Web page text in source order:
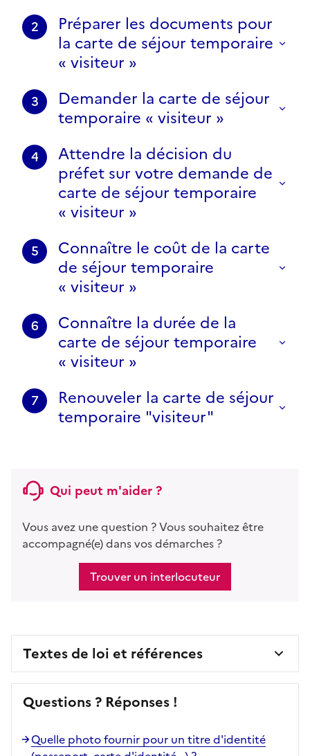
2
Préparer les documents pour
la carte de séjour temporaire
« visiteur »
3
Demander la carte de séjour
temporaire « visiteur »
4
Attendre la décision du
préfet sur votre demande de
carte de séjour temporaire
« visiteur »
5
Connaître le coût de la carte
de séjour temporaire
« visiteur »
6
Connaître la durée de la
carte de séjour temporaire
« visiteur »
7
Renouveler la carte de séjour
temporaire "visiteur"
Qui peut m'aider ?
Vous avez une question ? Vous souhaitez être
accompagné(e) dans vos démarches ?
Trouver un interlocuteur
Textes de loi et références
Questions ? Réponses !
Quelle photo fournir pour un titre d'identité